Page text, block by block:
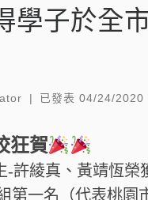
學子於全
| 已發表04/24/2020
狂賀
-許綾真、黃靖恆
第一名（代表桃園